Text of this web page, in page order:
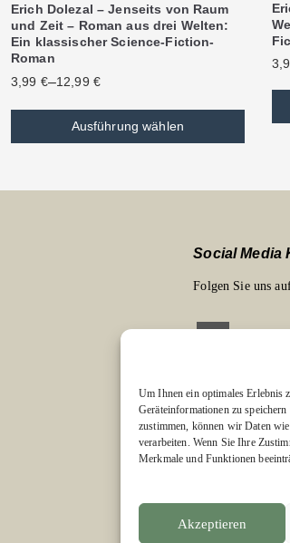
Um Ihnen ein optimales Erlebnis
Geräteinformationen zu
zustimmen, können wir Daten
verarbeiten. Wenn Sie Ihre
Merkmale und Funktionen
Akzeptieren
Erich Dolezal – Jenseits von Raum
und Zeit – Roman aus drei Welten:
Ein klassischer Science-Fiction-
Roman
3,99 €–12,99 €
Ausführung wählen
Social Media
Folgen Sie uns
Links zu
Edition Bärenklau
BÄRENKLAU